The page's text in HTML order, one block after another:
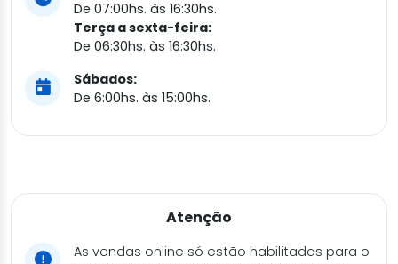
De 07:00hs. às 16:30hs.
Terça a sexta-feira:
De 06:30hs. às 16:30hs.
Sábados:
De 6:00hs. às 15:00hs.
Atenção
As vendas online só estão habilitadas para o